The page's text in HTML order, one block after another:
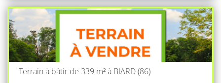
Terrain à bâtir de 339 m² à BIARD (86)